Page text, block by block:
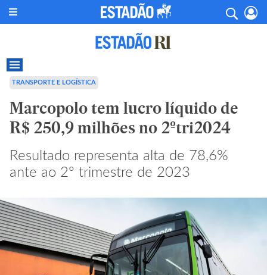
TRANSPORTE E LOGÍSTICA
Marcopolo tem lucro líquido de
R$ 250,9 milhões no 2ºtri2024
Resultado representa alta de 78,6%
ante ao 2º trimestre de 2023